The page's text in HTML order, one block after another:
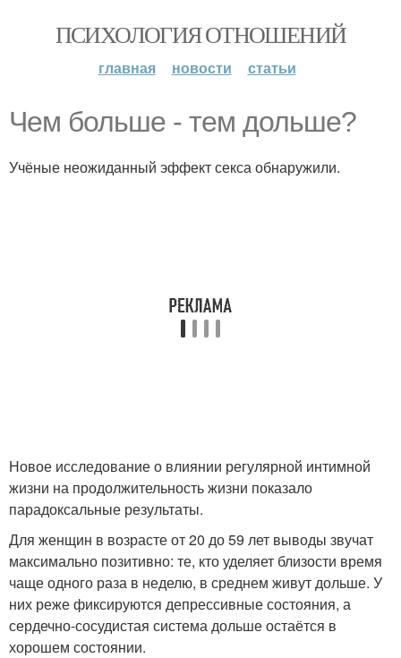
ПСИХОЛОГИЯ ОТНОШЕНИЙ
главная новости статьи
Чем больше - тем дольше?
Учёные неожиданный эффект секса обнаружили.
Новое исследование о влиянии регулярной интимной
жизни на продолжительность жизни показало
парадоксальные результаты.
Для женщин в возрасте от 20 до 59 лет выводы звучат
максимально позитивно: те, кто уделяет близости время
чаще одного раза в неделю, в среднем живут дольше. У
них реже фиксируются депрессивные состояния, а
сердечно-сосудистая система дольше остаётся в
хорошем состоянии.